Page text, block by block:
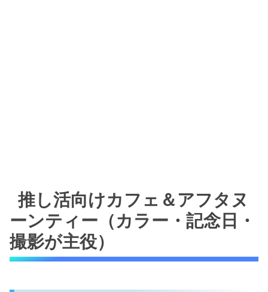
推し活向けカフェ＆アフタヌ
ーンティー（カラー・記念日・
撮影が主役）